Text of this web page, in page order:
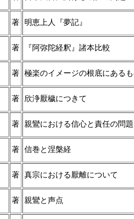
著 明恵上人『夢記』
著 『阿弥陀経釈』諸本比較
著 極楽のイメージの根底にある
著 欣浄厭穢につきて
著 親鸞における信心と責任の問題
著 信巻と涅槃経
著 真宗における厭離について
著 親鸞と声点